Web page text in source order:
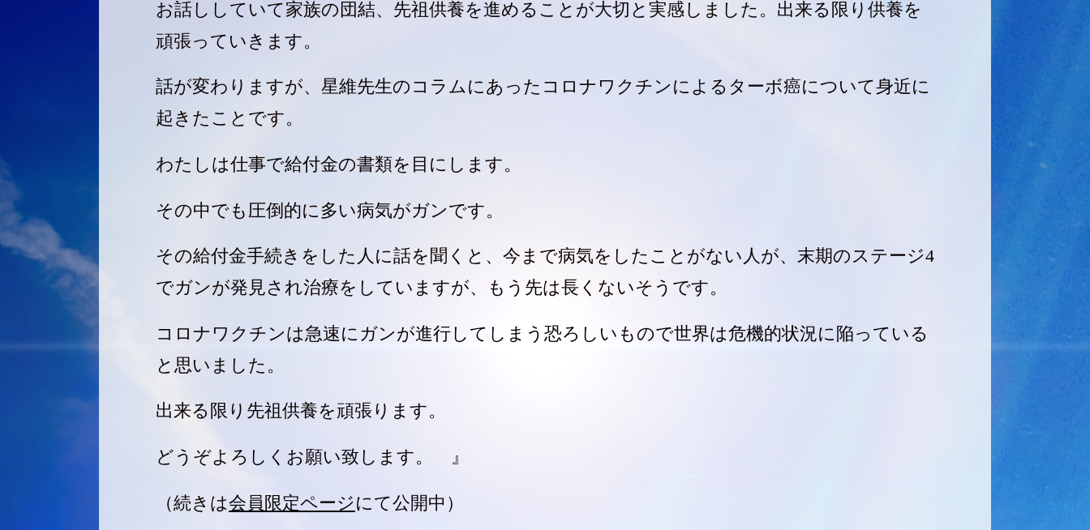
お話ししていて家族の団結、先祖供養を進めることが大切と実感しました。出来る限り供養を
頑張っていきます。
話が変わりますが、星維先生のコラムにあったコロナワクチンによるターボ癌について身近に
起きたことです。
わたしは仕事で給付金の書類を目にします。
その中でも圧倒的に多い病気がガンです。
その給付金手続きをした人に話を聞くと、今まで病気をしたことがない人が、末期のステージ4
でガンが発見され治療をしていますが、もう先は長くないそうです。
コロナワクチンは急速にガンが進行してしまう恐ろしいもので世界は危機的状況に陥っている
と思いました。
出来る限り先祖供養を頑張ります。
どうぞよろしくお願い致します。 』
（続きは会員限定ページにて公開中）